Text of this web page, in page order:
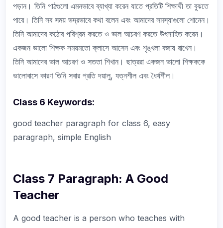
পড়ান। তিনি পাঠগুলো এমনভাবে ব্যাখ্যা করেন যাতে প্রতিটি শিক্ষার্থী তা বুঝতে
পারে। তিনি সব সময় ভদ্রভাবে কথা বলেন এবং আমাদের সমস্যাগুলো শোনেন।
তিনি আমাদের কঠোর পরিশ্রম করতে ও ভাল আচরণ করতে উৎসাহিত করেন।
একজন ভালো শিক্ষক সময়মতো ক্লাসে আসেন এবং শৃঙ্খলা বজায় রাখেন।
তিনি আমাদের ভাল আচরণ ও সততা শিখান। ছাত্ররা একজন ভালো শিক্ষককে
ভালোবাসে কারণ তিনি সবার প্রতি দয়ালু, যত্নশীল এবং ধৈর্যশীল।
Class 6 Keywords:
good teacher paragraph for class 6, easy
paragraph, simple English
Class 7 Paragraph: A Good
Teacher
A good teacher is a person who teaches with